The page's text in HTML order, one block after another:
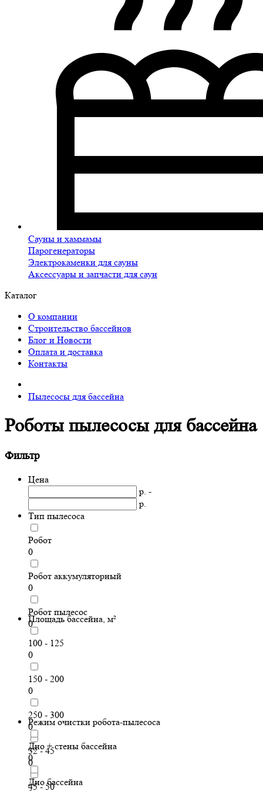
Сауны и хаммамы
Парогенераторы
Электрокаменки для сауны
Аксессуары и запчасти для саун
Каталог
О компании
Строительство бассейнов
Блог и Новости
Оплата и доставка
Контакты
Пылесосы для бассейна
Роботы пылесосы для бассейна
Фильтр
Цена
р. -
р.
Тип пылесоса
Робот
0
Робот аккумуляторный
0
Робот пылесос
0
Площадь бассейна, м²
100 - 125
0
150 - 200
0
250 - 300
0
32 - 45
0
45 - 50
Режим очистки робота-пылесоса
Дно + стены бассейна
0
Дно бассейна